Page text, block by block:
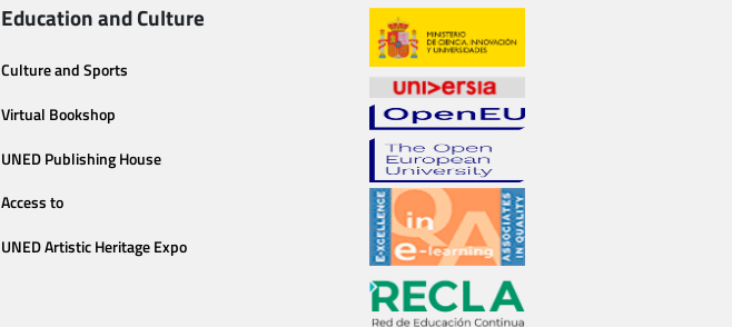
Education and Culture
Culture and Sports
Virtual Bookshop
UNED Publishing House
Access to
UNED Artistic Heritage Expo